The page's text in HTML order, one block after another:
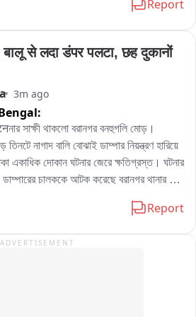
ਕਿ ਪੰਜਾਬ ਦੇ ਯੂਥ ਨੂੰ ਨਸ਼ਾ ਮੁਕਤ ਕਰਨ ਲਈ
Report
बालू से लदा डंपर पलटा, छह दुकानों
3m ago
সাক্ষী থাকলো বরানগর বনহুগলি মোড়।
নাগাদ বালি বোঝাই ডাম্পার নিয়ন্ত্রণ হারিয়ে
একাধিক দোকান ঘটনার জেরে ক্ষতিগ্রস্ত। ঘটনার
চালককে আটক করেছে বরানগর থানার
Report
ADVERTISEMENT